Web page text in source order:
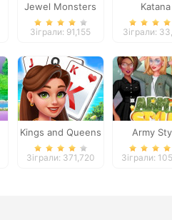
Jewel Monsters
Зіграли: 91,155
Katana
Зіграли:
Kings and Queens
Solitaire Tripeaks
Зіграли: 371,720
Army
Зіграли: